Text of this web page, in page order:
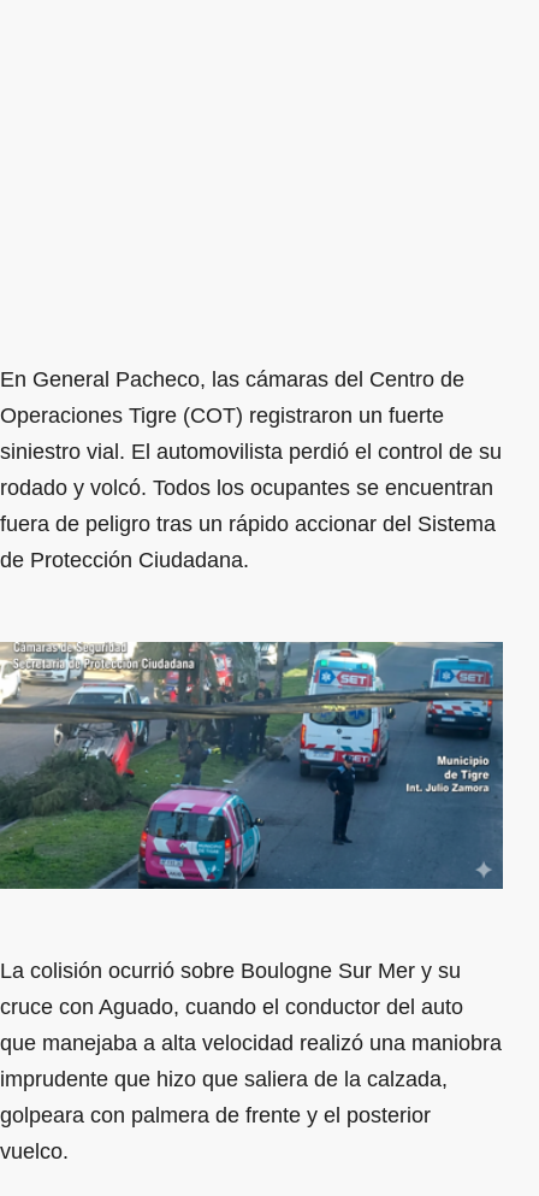
En General Pacheco, las cámaras del Centro de
Operaciones Tigre (COT) registraron un fuerte
siniestro vial. El automovilista perdió el control de su
rodado y volcó. Todos los ocupantes se encuentran
fuera de peligro tras un rápido accionar del Sistema
de Protección Ciudadana.
La colisión ocurrió sobre Boulogne Sur Mer y su
cruce con Aguado, cuando el conductor del auto
que manejaba a alta velocidad realizó una maniobra
imprudente que hizo que saliera de la calzada,
golpeara con palmera de frente y el posterior
vuelco.